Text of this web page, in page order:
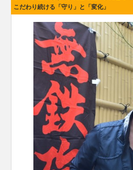
こだわり続ける「守り」と「変化」